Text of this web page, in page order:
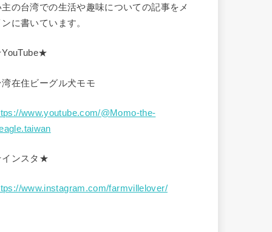
主の台湾での生活や趣味についての記事をメ
に書いています。
湾在住ビーグル犬モモ
www.youtube.com/@Momo-the-
ンスタ★
www.instagram.com/farmvillelover/